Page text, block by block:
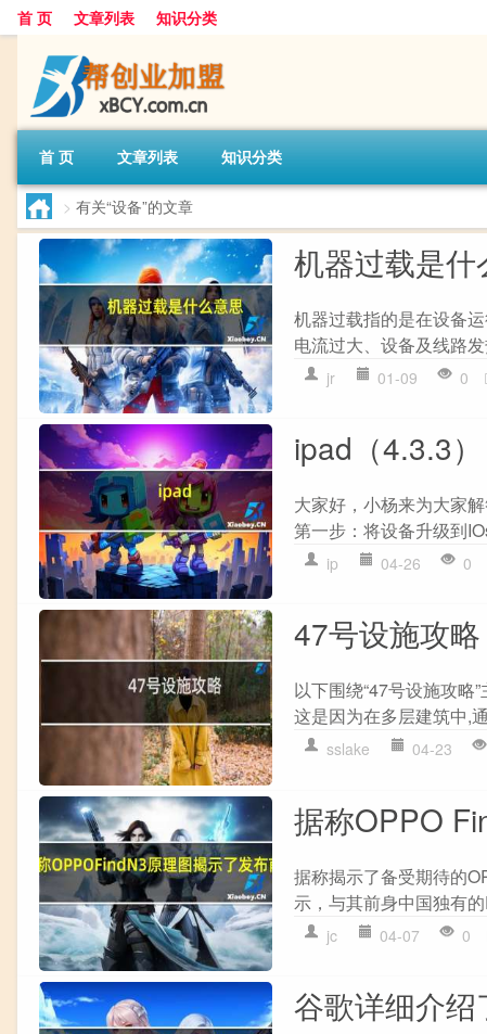
首 页 文章列表 知识分类
首 页 文章列表 知识分类
> 有关“设备”的文章
机器过载是什
机器过载指的是在设备
电流过大、设备及线路
jr 01-09 0
ipad（4.3.3）
大家好，小杨来为大家
第一步：将设备升级到
ip 04-26 0
47号设施攻略
以下围绕“47号设施攻略
这是因为在多层建筑中,
sslake 04-23
据称OPPO
据称揭示了备受期待的
示，与其前身中国独有
jc 04-07 0
谷歌详细介